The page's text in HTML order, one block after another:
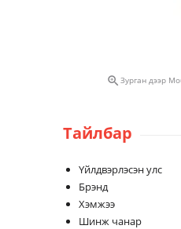
 Зурган дээр
Тайлбар
Үйлдвэрлэсэн
Брэнд
Хэмжээ
Шинж чанар